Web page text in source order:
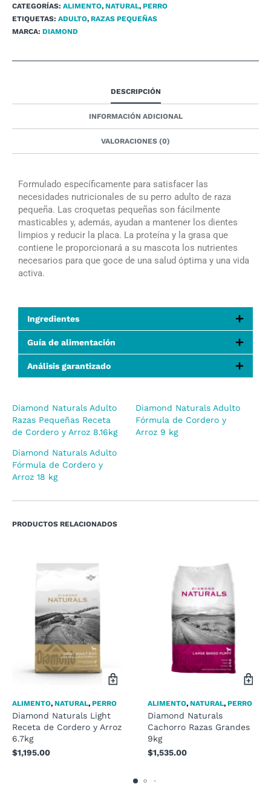
CATEGORÍAS: ALIMENTO, NATURAL, PERRO
ETIQUETAS: ADULTO, RAZAS PEQUEÑAS
MARCA: DIAMOND
DESCRIPCIÓN
INFORMACIÓN ADICIONAL
VALORACIONES (0)
Formulado específicamente para satisfacer las
necesidades nutricionales de su perro adulto de raza
pequeña. Las croquetas pequeñas son fácilmente
masticables y, además, ayudan a mantener los dientes
limpios y reducir la placa. La proteína y la grasa que
contiene le proporcionará a su mascota los nutrientes
necesarios para que goce de una salud óptima y una vida
activa.
Ingredientes
Guía de alimentación
Análisis garantizado
Diamond Naturals Adulto
Razas Pequeñas Receta
de Cordero y Arroz 8.16kg
Diamond Naturals Adulto
Fórmula de Cordero y
Arroz 9 kg
Diamond Naturals Adulto
Fórmula de Cordero y
Arroz 18 kg
PRODUCTOS RELACIONADOS
ALIMENTO, NATURAL, PERRO
Diamond Naturals Light
Receta de Cordero y Arroz
6.7kg
$1,195.00
ALIMENTO, NATURAL, PERRO
Diamond Naturals
Cachorro Razas Grandes
9kg
$1,535.00